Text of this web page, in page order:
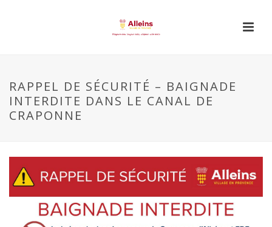
RAPPEL DE SÉCURITÉ – BAIGNADE
INTERDITE DANS LE CANAL DE
CRAPONNE